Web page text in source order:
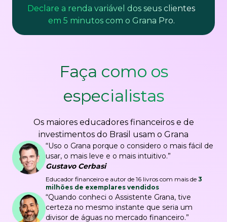
Declare a renda variável dos seus clientes
em 5 minutos com o Grana Pro.
Faça como os
especialistas
Os maiores educadores financeiros e de
investimentos do Brasil usam o Grana
“Uso o Grana porque o considero o mais fácil de
usar, o mais leve e o mais intuitivo.”
Gustavo Cerbasi
Educador financeiro e autor de 16 livros com mais de 3
milhões de exemplares vendidos
“Quando conheci o Assistente Grana, tive
certeza no mesmo instante que seria um
divisor de águas no mercado financeiro.”